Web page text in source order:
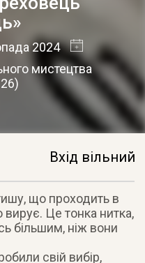
2024
мистецтва
)
Вхід вільний
що проходить в
вирує. Це тонка нитка,
більшим, ніж вони
свій вибір,